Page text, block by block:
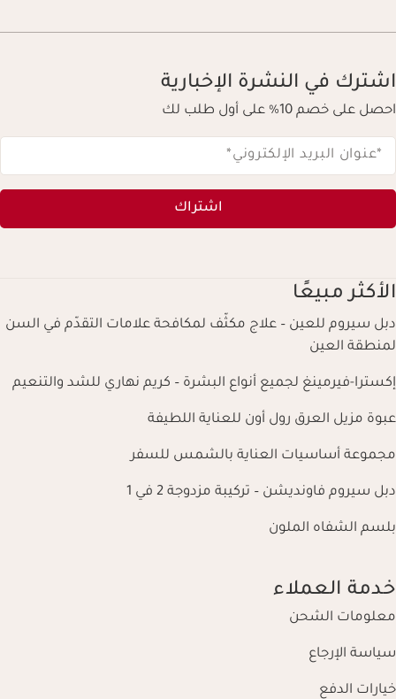
اشترك في النشرة الإخبارية
احصل على خصم 10% على أول طلب لك
*عنوان البريد الإلكتروني*
اشتراك
الأكثر مبيعًا
دبل سيروم للعين – علاج مكثّف لمكافحة علامات التقدّم في السن
لمنطقة العين
إكسترا-فيرمينغ لجميع أنواع البشرة – كريم نهاري للشد والتنعيم
عبوة مزيل العرق رول أون للعناية اللطيفة
مجموعة أساسيات العناية بالشمس للسفر
دبل سيروم فاونديشن – تركيبة مزدوجة 2 في 1
بلسم الشفاه الملون
خدمة العملاء
معلومات الشحن
سياسة الإرجاع
خيارات الدفع